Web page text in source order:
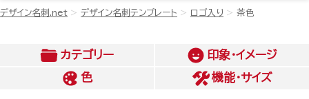
デザイン名刺.net デザイン名刺テンプレート ロゴ入り 茶色
カテゴリー
印象・イメージ
色
機能・サイズ